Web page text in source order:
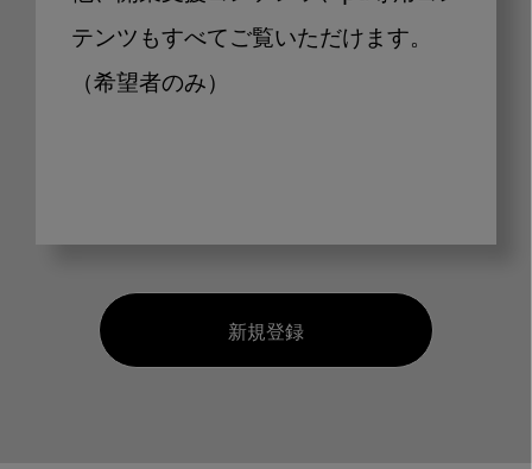
テンツもすべてご覧いただけます。
（希望者のみ）
新規登録